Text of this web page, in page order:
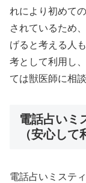
れにより初めて
されているため
げると考える人
考として利用し
ては獣医師に相
電話占いミ
（安心して
電話占いミステ